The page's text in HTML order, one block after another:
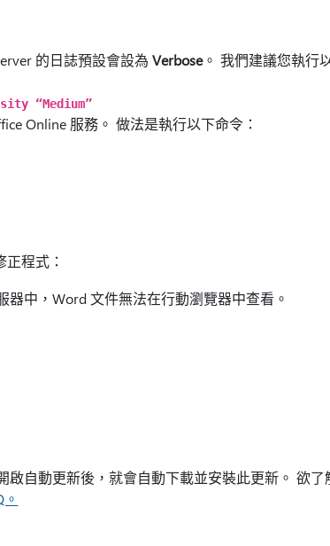
的日誌預設會設為 Verbose。 我們建議您執行
“Medium”
Online 服務。 做法是執行以下命令：
程式：
器中，Word 文件無法在行動瀏覽器中查看。
啟自動更新後，就會自動下載並安裝此更新。 欲